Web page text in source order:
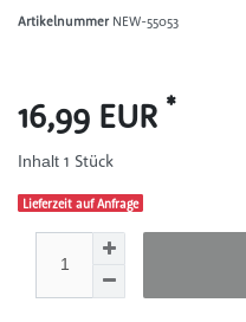
Artikelnummer NEW-55053
16,99 EUR *
Inhalt 1 Stück
Lieferzeit auf Anfrage